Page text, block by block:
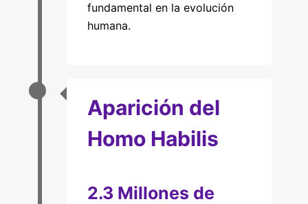
fundamental en la evolución
humana.
Aparición del
Homo Habilis
2.3 Millones de